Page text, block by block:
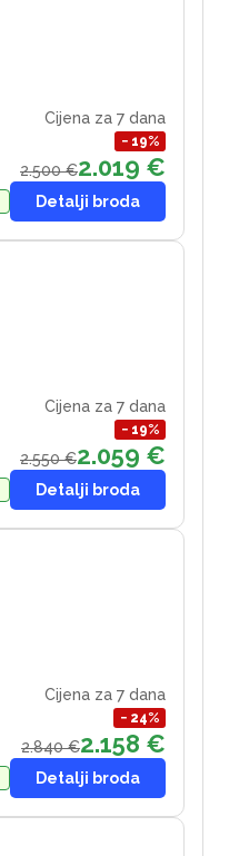
Cijena za 7 dana
− 19%
2.500 €2.019 €
Detalji broda
Cijena za 7 dana
− 19%
2.550 €2.059 €
Detalji broda
Cijena za 7 dana
− 24%
2.840 €2.158 €
Detalji broda